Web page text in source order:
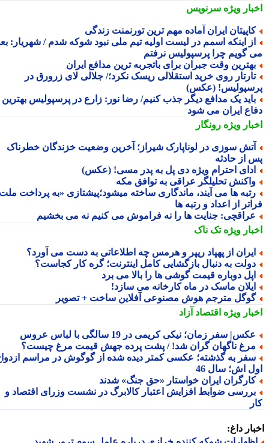
ویژهسرنویس
ایران آماده مهم ترین تورنمنت زندگی
اینکه اسمم در لیست اولیه تیم ملی نبود شوکه شدم / شهریار: بعدا
گویم چرا پرسپولیس نرفتم
وقت جبران برای باتجربه ترین مدافع ایران
روی خرید استقلالی ریسک نکرد؛/ جلالی لای زرورق در
(عکس)
یک مدافع دیگر جذب کنیم/ رضا نور: زارع در پرسپولیس بهترین
ایران می شود
ویژهرونگار
سوزی در لوناپارک شیراز؛ آخرین وضعیت خزندگان خطرناک
از حادثه
احترام ویژه دی پل به پدر مسی! (عکس)
تحلیلگر عراقی به توافق مکه
ها می آیند، ماندگاری ساخته میشود؛پیشتازی «به پرداخت ملت
از اعداد و رتبه ها
جنایت ها را نه فراموش می کنیم نه می بخشیم
ویژهتک ناک
از پهپاد ریپر و هرمس چه اطلاعاتی به دست می آورد؟
به دنبال بازگشایی کامل اینترنت؛ گره کار کجاست؟
دوباره قیمت گوشی ها را بالا می برد
ماسک در ماه کارخانه می سازد!
مترجم هوش مصنوعی آفلاین ساخت + تصویر
ویژهاقتصاد آزاد
سفر زمان؛ نیکی کریمی در 19 سالگی با لباس عروس
ناگهان گران شد! / پشت پرده جهش قیمت مرغ چیست؟
به گذشته؛ عکسی کمتر دیده شده از گوگوش در مراسم ازدواج
اش؛ سال 46
ایران خواستار «حق جنگ» شدند
ضوابط افزایش اعتبار کالابرگ در نشست وزرای اقتصاد و
داغ: